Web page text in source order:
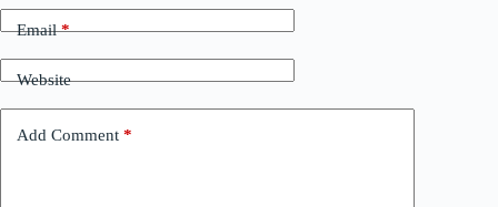
Email*
Website
Add Comment *